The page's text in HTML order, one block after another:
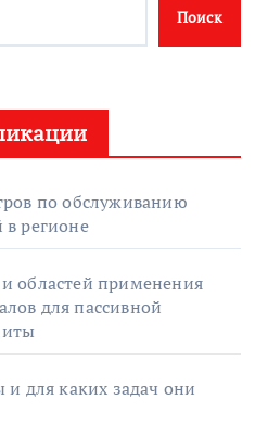
Поиск
по обслуживанию
регионе
областей применения
для пассивной
и для каких задач они